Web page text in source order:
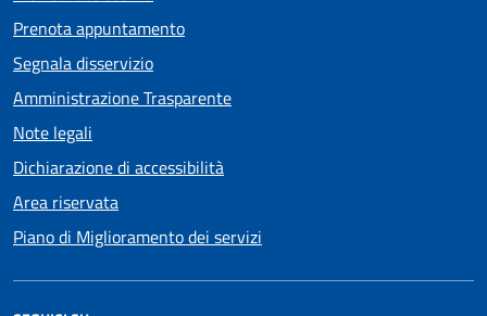
Prenota appuntamento
Segnala disservizio
Amministrazione Trasparente
Note legali
Dichiarazione di accessibilità
Area riservata
Piano di Miglioramento dei servizi